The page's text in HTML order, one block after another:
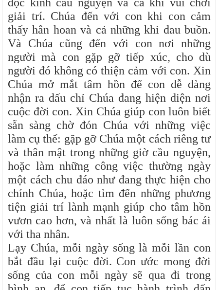
giải trí. Chúa đến với con khi con cảm
thấy hân hoan và cả những khi đau buồn.
Và Chúa cũng đến với con nơi những
người mà con gặp gỡ tiếp xúc, cho dù
người đó không có thiện cảm với con. Xin
Chúa mở mắt tâm hồn để con dễ dàng
nhận ra dấu chỉ Chúa đang hiện diện nơi
cuộc đời con. Xin Chúa giúp con luôn biết
sẵn sàng chờ đón Chúa với những việc
làm cụ thể: gặp gỡ Chúa một cách riêng tư
và thân mật trong những giờ cầu nguyện,
hoặc làm những công việc thường ngày
một cách chu đáo như đang thực hiện cho
chính Chúa, hoặc tìm đến những phương
tiện giải trí lành mạnh giúp cho tâm hồn
vươn cao hơn, và nhất là luôn sống bác ái
với tha nhân.
Lạy Chúa, mỗi ngày sống là mỗi lần con
bắt đầu lại cuộc đời. Con ước mong đời
sống của con mỗi ngày sẽ qua đi trong